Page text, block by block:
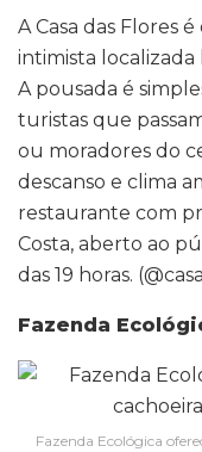
A Casa das Flores
intimista
A pousada é
turistas que
ou moradores do
descanso e clima
restaurante com
Costa, aberto ao
das 19 horas.
Fazenda
Fazenda Ecológica